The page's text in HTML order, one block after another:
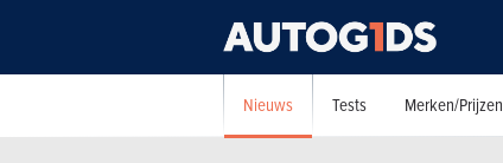
Nieuws Tests Merken/Prijzen